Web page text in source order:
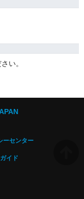
い。
ーセンター
イド